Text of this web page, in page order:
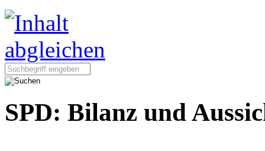
Seite durchsuchen:
SPD: Bilanz und